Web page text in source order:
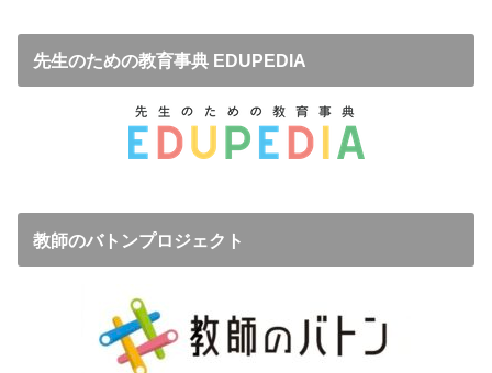
先生のための教育事典 EDUPEDIA
教師のバトンプロジェクト